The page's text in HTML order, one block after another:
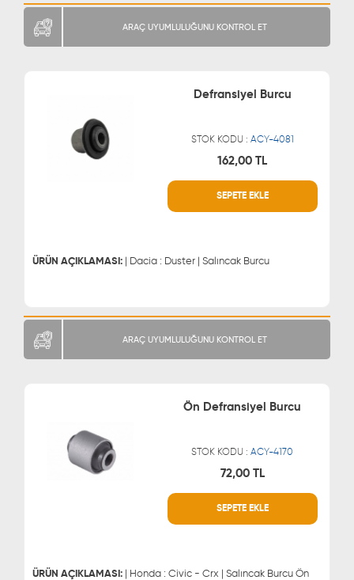
ARAÇ UYUMLULUĞUNU KONTROL ET
Defransiyel Burcu
STOK KODU : ACY-4081
162,00 TL
SEPETE EKLE
ÜRÜN AÇIKLAMASI: | Dacia : Duster | Salıncak Burcu
MÜŞTERİ HİZMETLERİ
ARAÇ UYUMLULUĞUNU KONTROL ET
Ön Defransiyel Burcu
STOK KODU :ACY-4170
72,00 TL
SEPETE EKLE
ÜRÜN AÇIKLAMASI: | Honda : Civic - Crx | Salıncak Burcu Ön
MÜŞTERİ HİZMETLERİ